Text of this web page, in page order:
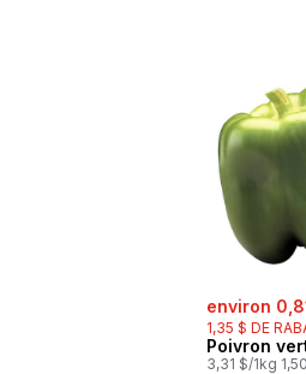
sale:
environ
1,35 $ DE
Poivron
3,31 $/1kg